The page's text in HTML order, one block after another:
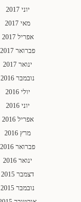
יוני 2017
מאי 2017
אפריל 2017
פברואר 2017
ינואר 2017
נובמבר 2016
יולי 2016
יוני 2016
אפריל 2016
מרץ 2016
פברואר 2016
ינואר 2016
דצמבר 2015
נובמבר 2015